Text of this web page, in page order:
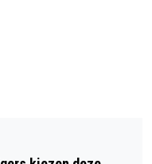
IJMUIDEN
MET ELKAAR